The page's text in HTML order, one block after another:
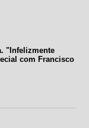
"Infelizmente
com Francisco